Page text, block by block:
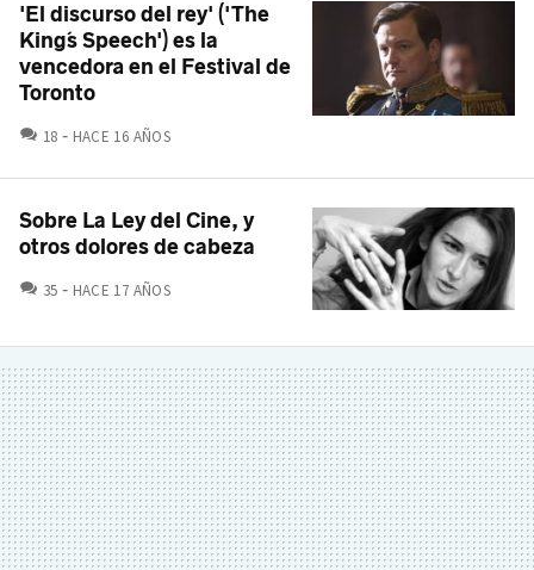
'El discurso del rey' ('The
King´s Speech') es la
vencedora en el Festival de
Toronto
18 COMENTARIOS
HACE 16 AÑOS
Sobre La Ley del Cine, y
otros dolores de cabeza
35 COMENTARIOS
HACE 17 AÑOS